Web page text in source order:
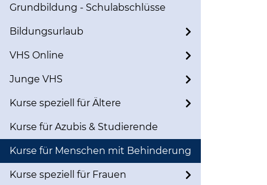
Grundbildung - Schulabschlüsse
Bildungsurlaub
VHS Online
Junge VHS
Kurse speziell für Ältere
Kurse für Azubis & Studierende
Kurse für Menschen mit Behinderung
Kurse speziell für Frauen